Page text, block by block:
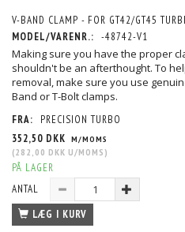
V-BAND CLAMP - FOR GT42/GT45
MODEL/VARENR.: -48742-V1
Making sure you have the proper
shouldn't be an afterthought. To
removal, make sure you use
Band or T-Bolt clamps.
FRA:
PRECISION TURBO
352,50 DKK M/MOMS
(282,00 DKK U/MOMS )
PÅ LAGER
ANTAL
LÆG I KURV